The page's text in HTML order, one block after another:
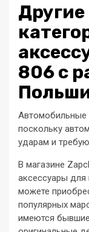
Другие
806 с
Автомобильные
поскольку
ударам и
В магазине
аксессуары
можете
популярных
имеются